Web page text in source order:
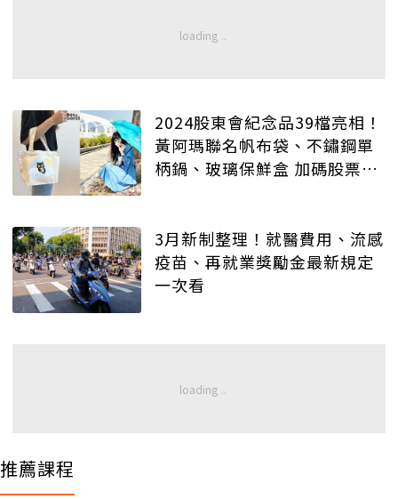
2024股東會紀念品39檔亮相！
黃阿瑪聯名帆布袋、不鏽鋼單
柄鍋、玻璃保鮮盒 加碼股票最
3月新制整理！就醫費用、流感
疫苗、再就業獎勵金最新規定
一次看
推薦課程